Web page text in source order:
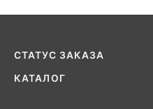
СТАТУС ЗАКАЗА
КАТАЛОГ